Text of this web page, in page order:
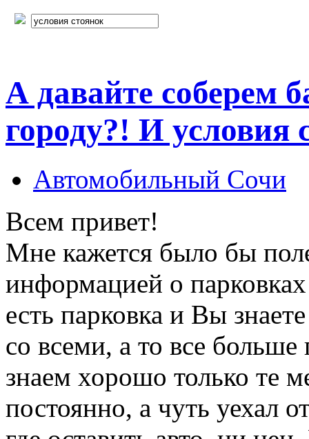
А давайте соберем
городу?! И условия
Автомобильный Сочи
Всем привет!
Мне кажется было бы
информацией о
есть парковка и Вы
со всеми, а то все
знаем хорошо только те
постоянно, а чуть уехал